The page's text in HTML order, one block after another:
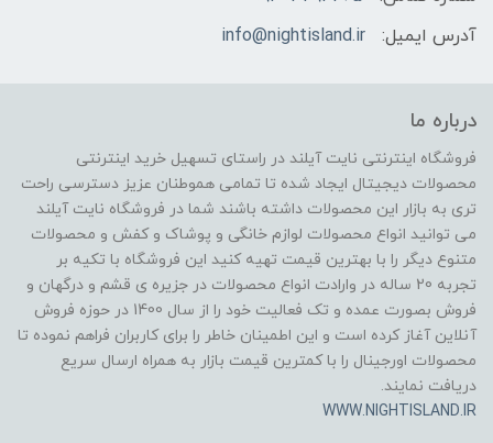
آدرس ایمیل:
info@nightisland.ir
درباره ما
فروشگاه اینترنتی نایت آیلند در راستای تسهیل خرید اینترنتی
محصولات دیجیتال ایجاد شده تا تمامی هموطنان عزیز دسترسی راحت
تری به بازار این محصولات داشته باشند شما در فروشگاه نایت آیلند
می توانید انواع محصولات لوازم خانگی و پوشاک و کفش و محصولات
متنوع دیگر را با بهترین قیمت تهیه کنید این فروشگاه با تکیه بر
تجربه 20 ساله در وارادت انواع محصولات در جزیره ی قشم و درگهان و
فروش بصورت عمده و تک فعالیت خود را از سال 1400 در حوزه فروش
آنلاین آغاز کرده است و این اطمینان خاطر را برای کاربران فراهم نموده تا
محصولات اورجینال را با کمترین قیمت بازار به همراه ارسال سریع
دریافت نمایند.
WWW.NIGHTISLAND.IR